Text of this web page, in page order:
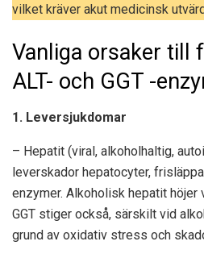
vilket kräver akut medicinsk
Vanliga orsaker till
ALT- och GGT -
1. Leversjukdomar
– Hepatit (viral, alkoholhaltig,
leverskador hepatocyter,
enzymer. Alkoholisk hepatit höjer
GGT stiger också, särskilt vid
grund av oxidativ stress och